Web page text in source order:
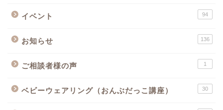
イベント 94
お知らせ 136
ご相談者様の声 1
ベビーウェアリング（おんぶだっこ講座） 30